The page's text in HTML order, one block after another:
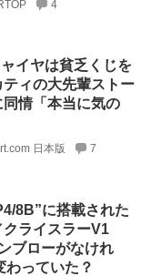
4
イヤは貧乏くじを
ィの大先輩ストー
情「本当に気の
日本版 7
8B”に搭載された
ライスラーV1
ブローがなけれ
わっていた？